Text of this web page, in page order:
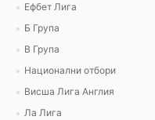
Ефбет Лига
Б Група
В Група
Национални отбори
Висша Лига Англия
Ла Лига